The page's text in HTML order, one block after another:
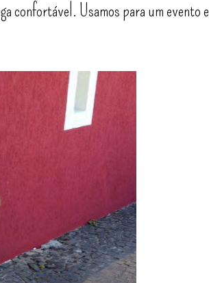
confortável. Usamos para um evento e